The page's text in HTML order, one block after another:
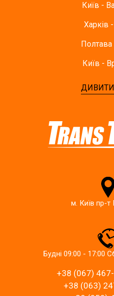
Київ -
Харків
Полтава
Київ -
м. Київ пр-т
Будні 09:00 - 17:00
+38 (067)
+38 (063)